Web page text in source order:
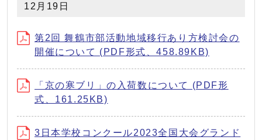
12月19日
第2回 舞鶴市部活動地域移行あり方検討会の
開催について (PDF形式、458.89KB)
「京の寒ブリ」の入荷数について (PDF形
式、161.25KB)
3日本学校コンクール2023全国大会グランド